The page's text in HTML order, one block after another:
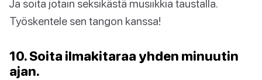
Ja soita jotain seksikästä musiikkia taustalla.
Työskentele sen tangon kanssa!
10. Soita ilmakitaraa yhden minuutin
ajan.